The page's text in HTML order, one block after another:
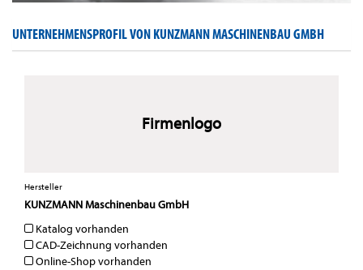
UNTERNEHMENSPROFIL VON KUNZMANN MASCHINENBAU GMBH
Firmenlogo
Hersteller
KUNZMANN Maschinenbau GmbH
Katalog vorhanden
CAD-Zeichnung vorhanden
Online-Shop vorhanden